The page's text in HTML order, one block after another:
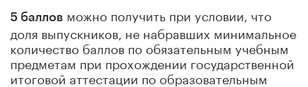
5 баллов можно получить при условии, что
доля выпускников, не набравших минимальное
количество баллов по обязательным учебным
предметам при прохождении государственной
итоговой аттестации по образовательным